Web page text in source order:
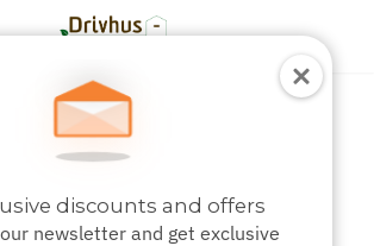
discounts and offers
newsletter and get exclusive
til drivhuse